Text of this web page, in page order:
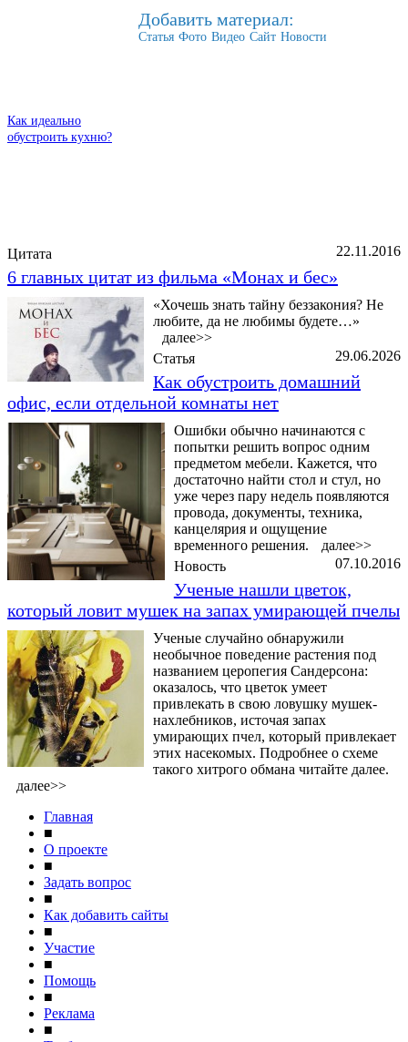
Как идеально
обустроить кухню?
Добавить материал:
Статья Фото Видео Сайт Новости
22.11.2016
Цитата
6 главных цитат из фильма «Монах и бес»
«Хочешь знать тайну беззакония? Не
любите, да не любимы будете…»
далее>>
29.06.2026
Статья
Как обустроить домашний
офис, если отдельной комнаты нет
Ошибки обычно начинаются с
попытки решить вопрос одним
предметом мебели. Кажется, что
достаточно найти стол и стул, но
уже через пару недель появляются
провода, документы, техника,
канцелярия и ощущение
временного решения.
далее>>
07.10.2016
Новость
Ученые нашли цветок,
который ловит мушек на запах умирающей пчелы
Ученые случайно обнаружили
необычное поведение растения под
названием церопегия Сандерсона:
оказалось, что цветок умеет
привлекать в свою ловушку мушек-
нахлебников, источая запах
умирающих пчел, который привлекает
этих насекомых. Подробнее о схеме
такого хитрого обмана читайте далее.
далее>>
Главная
■
О проекте
■
Задать вопрос
■
Как добавить сайты
■
Участие
■
Помощь
■
Реклама
■